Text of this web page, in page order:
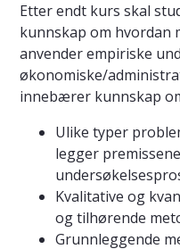
Etter endt kurs skal
kunnskap om hvordan
anvender empiriske
økonomiske/
innebærer kunnskap
Ulike typer
legger
Kvalitative og
og tilhørende
Grunnleggende